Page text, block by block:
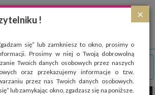
×
!
się” lub zamkniesz to okno, prosimy o
Prosimy w niej o Twoją dobrowolną
Twoich danych osobowych przez naszych
oraz przekazujemy informacje o tzw.
przez nas Twoich danych osobowych.
lub zamykając okno, zgadzasz się na poniższe.
które służą głównie do celów statystycznych.
'cookies', zezwalasz na zapisanie ich w pamięci
polityki cookies